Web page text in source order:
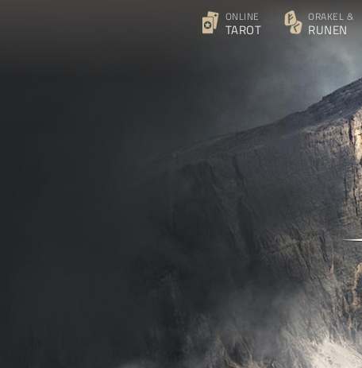
ONLINE
TAROT
ORAKEL &
RUNEN